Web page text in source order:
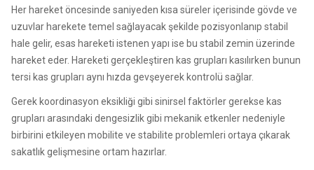
Her hareket öncesinde saniyeden kısa süreler içerisinde gövde ve
uzuvlar harekete temel sağlayacak şekilde pozisyonlanıp stabil
hale gelir, esas hareketi istenen yapı ise bu stabil zemin üzerinde
hareket eder. Hareketi gerçekleştiren kas grupları kasılırken bunun
tersi kas grupları aynı hızda gevşeyerek kontrolü sağlar.
Gerek koordinasyon eksikliği gibi sinirsel faktörler gerekse kas
grupları arasındaki dengesizlik gibi mekanik etkenler nedeniyle
birbirini etkileyen mobilite ve stabilite problemleri ortaya çıkarak
sakatlık gelişmesine ortam hazırlar.